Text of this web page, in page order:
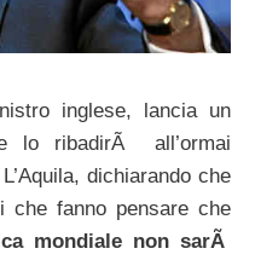
inglese, lancia un
lo ribadirÃ all’ormai
dichiarando che
che fanno pensare che
mondiale non sarÃ